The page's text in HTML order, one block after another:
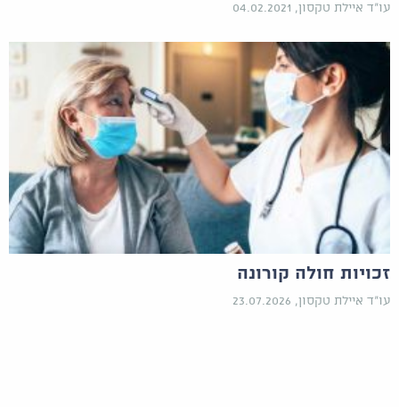
עו"ד איילת טקסון, 04.02.2021
זכויות חולה קורונה
עו"ד איילת טקסון, 23.07.2026